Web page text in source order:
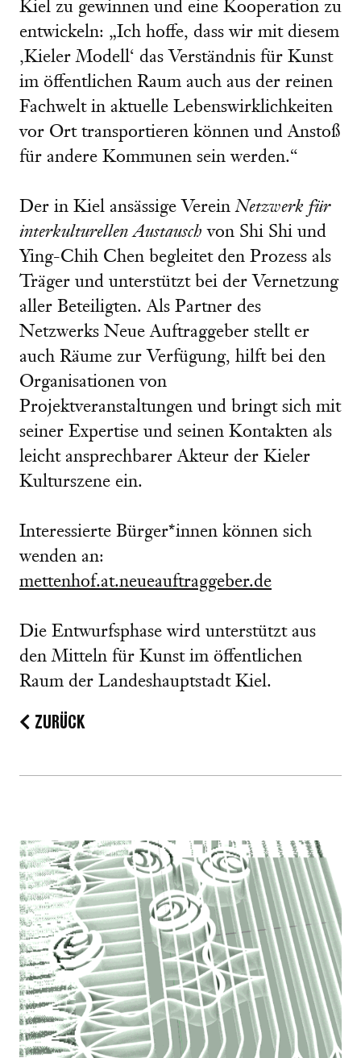
Kiel zu gewinnen und eine Kooperation zu
entwickeln: „Ich hoffe, dass wir mit diesem
‚Kieler Modell‘ das Verständnis für Kunst
im öffentlichen Raum auch aus der reinen
Fachwelt in aktuelle Lebenswirklichkeiten
vor Ort transportieren können und Anstoß
für andere Kommunen sein werden.“
Der in Kiel ansässige VereinNetzwerk für
interkulturellen Austausch von Shi Shi und
Ying-Chih Chen begleitet den Prozess als
Träger und unterstützt bei der Vernetzung
aller Beteiligten. Als Partner des
Netzwerks Neue Auftraggeber stellt er
auch Räume zur Verfügung, hilft bei den
Organisationen von
Projektveranstaltungen und bringt sich mit
seiner Expertise und seinen Kontakten als
leicht ansprechbarer Akteur der Kieler
Kulturszene ein.
Interessierte Bürger*innen können sich
wenden an:
mettenhof.at.neueauftraggeber.de
Die Entwurfsphase wird unterstützt aus
den Mitteln für Kunst im öffentlichen
Raum der Landeshauptstadt Kiel.
ZURÜCK